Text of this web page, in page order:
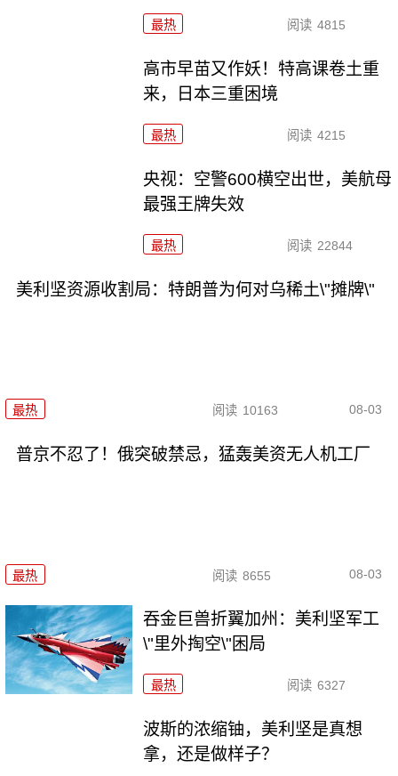
最热 阅读 4815
高市早苗又作妖！特高课卷土重
来，日本三重困境
最热 阅读 4215
央视：空警600横空出世，美航母
最强王牌失效
最热 阅读 22844
美利坚资源收割局：特朗普为何对乌稀土\"摊牌\"
最热 阅读 10163 08-03
普京不忍了！俄突破禁忌，猛轰美资无人机工厂
最热 阅读 8655 08-03
吞金巨兽折翼加州：美利坚军工
\"里外掏空\"困局
最热 阅读 6327
波斯的浓缩铀，美利坚是真想
拿，还是做样子？